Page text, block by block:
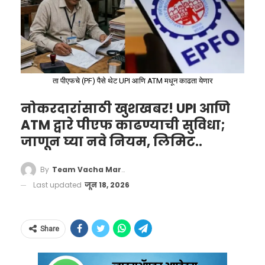
एका मुलाखतीदरम्यान अर्जुन तेंडुलकरला पुढील पाच
वर्षांत तो कशासाठी ओळखला जावा असे विचारण्यात
आले. त्याला तीन पर्याय देण्यात आले होते —
भारतासाठी खेळणारा क्रिकेटपटू
Indian Premier Leagueमधील स्टार खेळाडू
किंवा स्वतःच्या आयुष्यात समाधानी राहून
क्रिकेटला पूर्ण समर्पण करणारा खेळाडू
या प्रश्नावर अर्जुनने तिसरा पर्याय निवडला.
ता पीएफचे (PF) पैसे थेट UPI आणि ATM मधून काढता येणार
नोकरदारांसाठी खुशखबर! UPI आणि
ATM द्वारे पीएफ काढण्याची सुविधा;
जाणून घ्या नवे नियम, लिमिट..
By Team Vacha Marathi
Last updated जून 18, 2026
Share